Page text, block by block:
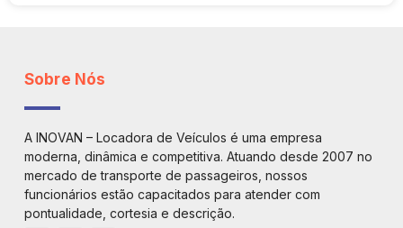
Sobre Nós
A INOVAN – Locadora de Veículos é uma empresa
moderna, dinâmica e competitiva. Atuando desde 2007 no
mercado de transporte de passageiros, nossos
funcionários estão capacitados para atender com
pontualidade, cortesia e descrição.